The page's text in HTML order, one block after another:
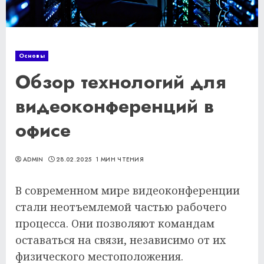
Основы
Обзор технологий для
видеоконференций в
офисе
ADMIN 28.02.2025 1 МИН ЧТЕНИЯ
В современном мире видеоконференции
стали неотъемлемой частью рабочего
процесса. Они позволяют командам
оставаться на связи, независимо от их
физического местоположения.